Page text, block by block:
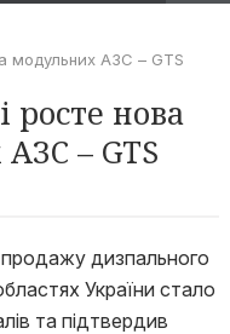
модульних АЗС – GTS
росте нова
– GTS
дизпального
України стало
та підтвердив